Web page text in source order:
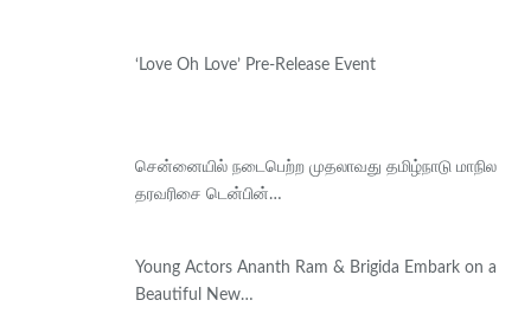
‘Love Oh Love’ Pre-Release Event
சென்னையில் நடைபெற்ற முதலாவது தமிழ்நாடு மாநில
தரவரிசை டென்பின்…
Young Actors Ananth Ram & Brigida Embark on a
Beautiful New…